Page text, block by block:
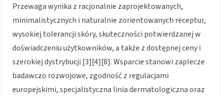
Przewaga wynika z racjonalnie zaprojektowanych,
minimalistycznych i naturalnie zorientowanych receptur,
wysokiej tolerancji skóry, skuteczności potwierdzanej w
doświadczeniu użytkowników, a także z dostępnej ceny i
szerokiej dystrybucji [3][4][8]. Wsparcie stanowi zaplecze
badawczo rozwojowe, zgodność z regulacjami
europejskimi, specjalistyczna linia dermatologiczna oraz